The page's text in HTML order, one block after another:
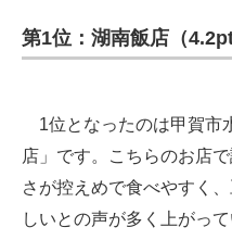
第1位：湖南飯店（
1位となったのは甲賀市
店」です。こちらのお店
さが控えめで食べやすく
しいとの声が多く上がっ